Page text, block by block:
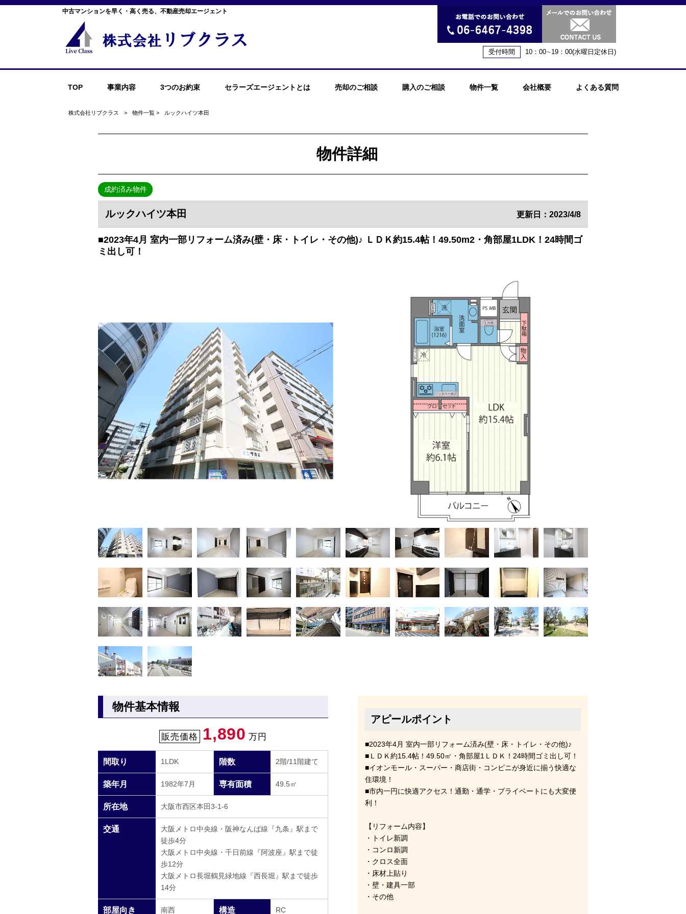
中古マンションを早く・高く売る、不動産売却エージェント
受付時間 10：00∼19：00(水曜日定休日)
TOP 事業内容 3つのお約束 セラーズエージェントとは 売却のご相談 購入のご相談 物件一覧 会社概要 よくある質問
株式会社リブクラス > 物件一覧 > ルックハイツ本田
物件詳細
成約済み物件
ルックハイツ本田 更新日：2023/4/8
■2023年4月 室内一部リフォーム済み(壁・床・トイレ・その他)♪ ＬＤＫ約15.4帖！49.50m2・角部屋1LDK！24時間ゴ
ミ出し可！
物件基本情報
販売価格 1,890 万円
間取り 1LDK 階数 2階/11階建て
築年月 1982年7月 専有面積 49.5㎡
所在地 大阪市西区本田3-1-6
交通
大阪メトロ中央線・阪神なんば線『九条』駅まで
徒歩4分
大阪メトロ中央線・千日前線『阿波座』駅まで徒
歩12分
大阪メトロ長堀鶴見緑地線『西長堀』駅まで徒歩
14分
部屋向き 南西 構造 RC
アピールポイント
■2023年4月 室内一部リフォーム済み(壁・床・トイレ・その他)♪
■ＬＤＫ約15.4帖！49.50㎡・角部屋1ＬＤＫ！24時間ゴミ出し可！
■イオンモール・スーパー・商店街・コンビニが身近に揃う快適な
住環境！
■市内一円に快適アクセス！通勤・通学・プライベートにも大変便
利！
【リフォーム内容】
・トイレ新調
・コンロ新調
・クロス全面
・床材上貼り
・壁・建具一部
・その他